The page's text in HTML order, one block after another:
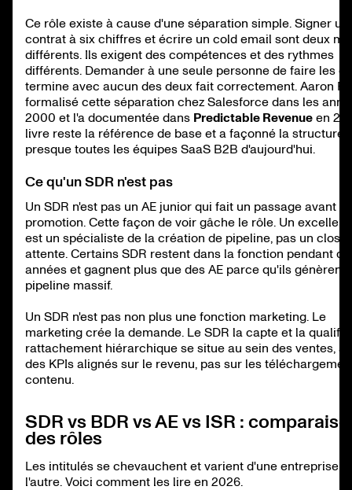
Ce rôle existe à cause d'une séparation simple. Signer un
contrat à six chiffres et écrire un cold email sont deux
différents. Ils exigent des compétences et des rythmes
différents. Demander à une seule personne de faire les
termine avec aucun des deux fait correctement. Aaron
formalisé cette séparation chez Salesforce dans les
2000 et l'a documentée dans Predictable Revenue en
livre reste la référence de base et a façonné la structure
presque toutes les équipes SaaS B2B d'aujourd'hui.
Ce qu'un SDR n'est pas
Un SDR n'est pas un AE junior qui fait un passage avant sa
promotion. Cette façon de voir gâche le rôle. Un excellent
est un spécialiste de la création de pipeline, pas un
attente. Certains SDR restent dans la fonction pendant
années et gagnent plus que des AE parce qu'ils génèrent
pipeline massif.
Un SDR n'est pas non plus une fonction marketing. Le
marketing crée la demande. Le SDR la capte et la
rattachement hiérarchique se situe au sein des ventes,
des KPIs alignés sur le revenu, pas sur les
contenu.
SDR vs BDR vs AE vs ISR :
des rôles
Les intitulés se chevauchent et varient d'une entreprise à
l'autre. Voici comment les lire en 2026.